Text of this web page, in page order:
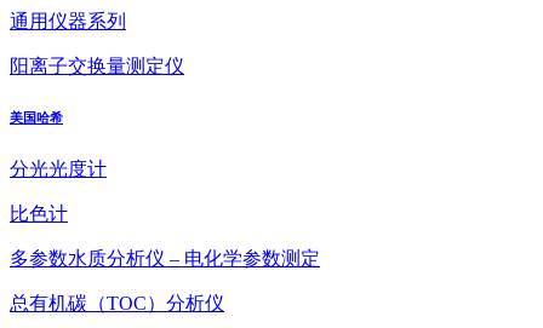
通用仪器系列
阳离子交换量测定仪
美国哈希
分光光度计
比色计
多参数水质分析仪 – 电化学参数测定
总有机碳（TOC）分析仪